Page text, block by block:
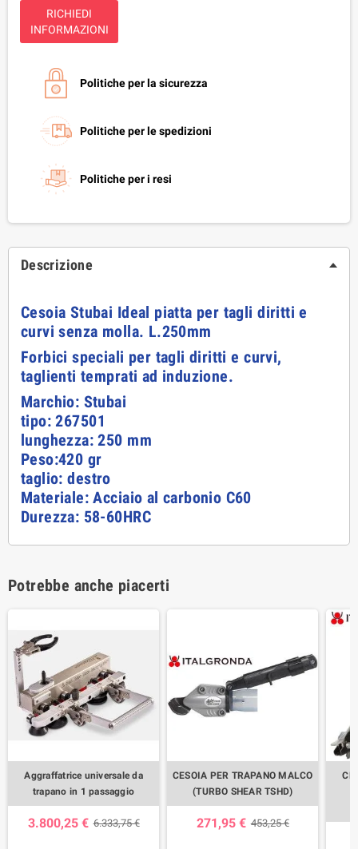
RICHIEDI
INFORMAZIONI
Politiche per la sicurezza
Politiche per le spedizioni
Politiche per i resi
Descrizione
Cesoia Stubai Ideal piatta per tagli diritti e
curvi senza molla. L.250mm
Forbici speciali per tagli diritti e curvi,
taglienti temprati ad induzione.
Marchio: Stubai
tipo: 267501
lunghezza: 250 mm
Peso:420 gr
taglio: destro
Materiale: Acciaio al carbonio C60
Durezza: 58-60HRC
Potrebbe anche piacerti
Aggraffatrice universale da
trapano in 1 passaggio
3.800,25 € 6.333,75 €
CESOIA PER TRAPANO MALCO
(TURBO SHEAR TSHD)
271,95 € 453,25 €